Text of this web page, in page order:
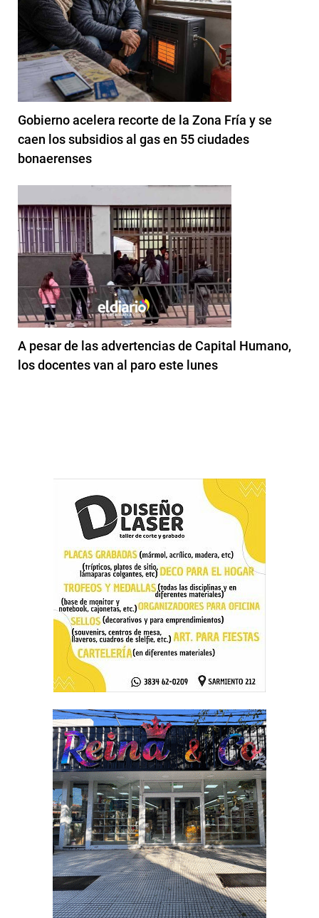
Gobierno acelera recorte de la Zona Fría y se
caen los subsidios al gas en 55 ciudades
bonaerenses
A pesar de las advertencias de Capital Humano,
los docentes van al paro este lunes